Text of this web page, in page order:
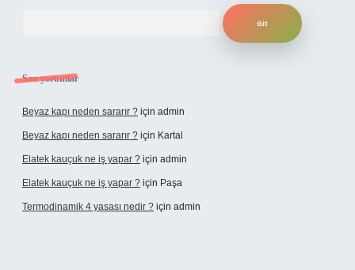
Son yorumlar
Beyaz kapı neden sararır ? için admin
Beyaz kapı neden sararır ? için Kartal
Elatek kauçuk ne iş yapar ? için admin
Elatek kauçuk ne iş yapar ? için Paşa
Termodinamik 4 yasası nedir ? için admin